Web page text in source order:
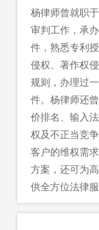
杨律师曾就职
审判工作，承
件，熟悉专利
侵权、著作权
规则，办理过
件。杨律师还
价排名、输入
权及不正当竞
客户的维权需
方案，还可为
供全方位法律服